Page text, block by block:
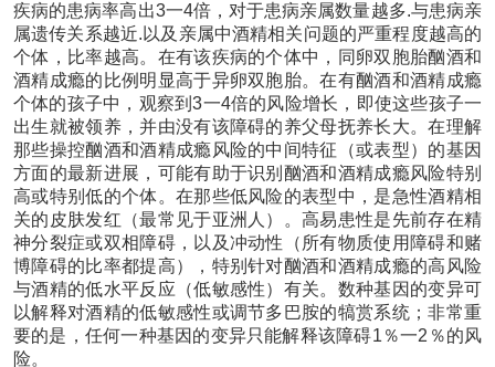
疾病的患病率高出3一4倍，对于患病亲属数量越多.与患病亲
属遗传关系越近.以及亲属中酒精相关问题的严重程度越高的
个体，比率越高。在有该疾病的个体中，同卵双胞胎酗酒和
酒精成瘾的比例明显高于异卵双胞胎。在有酗酒和酒精成瘾
个体的孩子中，观察到3一4倍的风险增长，即使这些孩子一
出生就被领养，并由没有该障碍的养父母抚养长大。在理解
那些操控酗酒和酒精成瘾风险的中间特征（或表型）的基因
方面的最新进展，可能有助于识别酗酒和酒精成瘾风险特别
高或特别低的个体。在那些低风险的表型中，是急性酒精相
关的皮肤发红（最常见于亚洲人）。高易患性是先前存在精
神分裂症或双相障碍，以及冲动性（所有物质使用障碍和赌
博障碍的比率都提高），特别针对酗酒和酒精成瘾的高风险
与酒精的低水平反应（低敏感性）有关。数种基因的变异可
以解释对酒精的低敏感性或调节多巴胺的犒赏系统；非常重
要的是，任何一种基因的变异只能解释该障碍1％一2％的风
险。